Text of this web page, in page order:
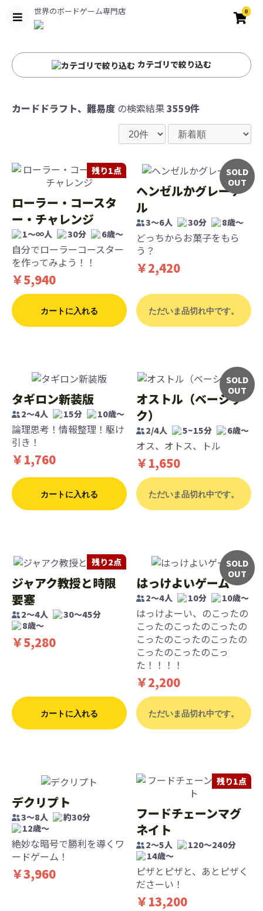
世界のボードゲーム専門店 0
カテゴリで絞り込む
カードドラフト、難易度 の検索結果3559件
残り1点
ローラー・コースタ
ー・チャレンジ
1～∞人 30分 6歳〜
自分でローラーコースター
を作ってみよう！！
￥5,940
カートに入れる
SOLD
OUT
ヘンゼルかグレーテ
ル
3〜6人 30分 8歳〜
どっちからお菓子をもら
う？
￥2,420
ただいま品切れ中です。
タギロン新装版
2～4人 15分 10歳〜
論理思考！情報整理！駆け
引き！
￥1,760
カートに入れる
SOLD
OUT
オストル（ベーシッ
ク）
2/4人 5~15分 6歳〜
オス、オトス、トル
￥1,650
ただいま品切れ中です。
残り2点
ジャアク教授と時限
要塞
2～4人
30～45分
8歳〜
￥5,280
カートに入れる
SOLD
OUT
はっけよいゲーム
2～4人 10分 10歳〜
はっけよーい、のこったの
こったのこったのこったの
こったのこったのこったの
こったのこったのこっ
た！！！！
￥2,200
ただいま品切れ中です。
デクリプト
3〜8人
約30分
12歳〜
絶妙な暗号で勝利を導くワ
ードゲーム！
￥3,960
残り1点
フードチェーンマグ
ネイト
2～5人
120～240分
14歳〜
ピザとピザと、あとピザく
ださーい！
￥13,200